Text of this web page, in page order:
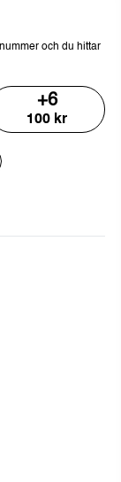
och du hittar
+6
100 kr